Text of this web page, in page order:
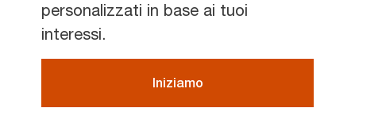
personalizzati in base ai tuoi
interessi.
Iniziamo